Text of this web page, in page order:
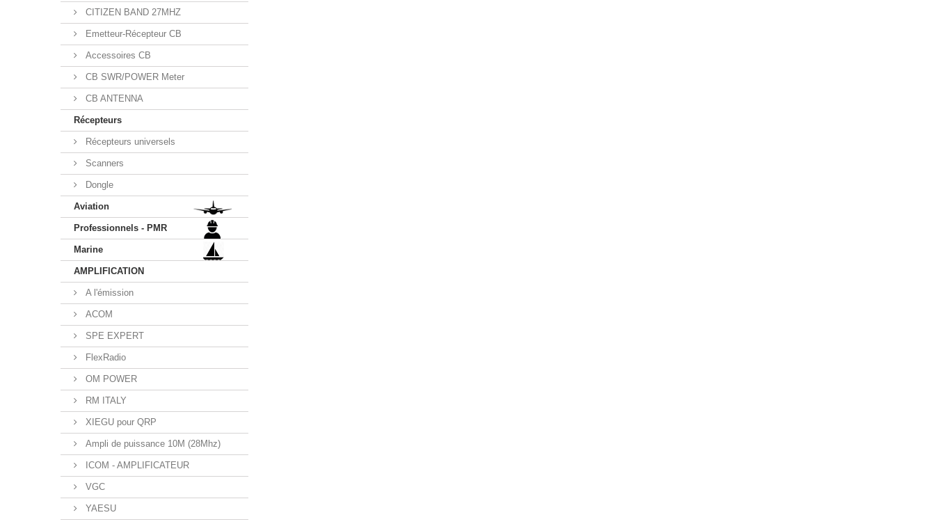
CITIZEN BAND 27MHZ
Emetteur-Récepteur CB
Accessoires CB
CB SWR/POWER Meter
CB ANTENNA
Récepteurs
Récepteurs universels
Scanners
Dongle
Aviation
Professionnels - PMR
Marine
AMPLIFICATION
A l'émission
ACOM
SPE EXPERT
FlexRadio
OM POWER
RM ITALY
XIEGU pour QRP
Ampli de puissance 10M (28Mhz)
ICOM - AMPLIFICATEUR
VGC
YAESU